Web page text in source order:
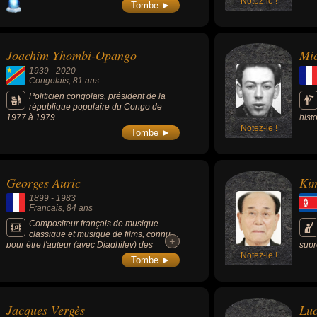
Tombe ►
Joachim Yhombi-Opango
1939 - 2020
Congolais, 81 ans
Politicien congolais, président de la
république populaire du Congo de
1977 à 1979.
Tombe ► Notez-le !
Georges Auric
1899 - 1983
Francais, 84 ans
Compositeur français de musique
classique et musique de films, connu
pour être l'auteur (avec Diaghilev) des
ballets « Les Fâcheux» et « Les Matelots »
ainsi que de la tragédie chorégraphique «
Orphée » (1950) de Jean Cocteau, « Moulin
+
+
Tombe ► Notez-le !
Il
Jacques Vergès